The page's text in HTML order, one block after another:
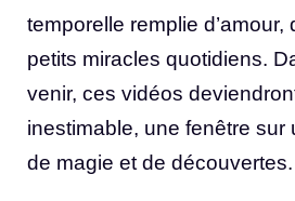
temporelle remplie d’amour,
petits miracles quotidiens.
venir, ces vidéos
inestimable, une fenêtre sur
de magie et de découvertes.